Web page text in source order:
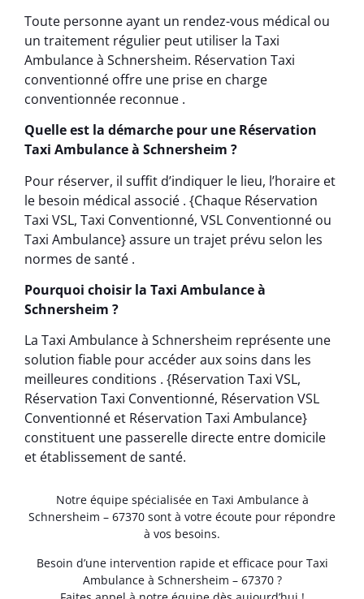
Toute personne ayant un rendez-vous médical ou
un traitement régulier peut utiliser la Taxi
Ambulance à Schnersheim. Réservation Taxi
conventionné offre une prise en charge
conventionnée reconnue .
Quelle est la démarche pour une Réservation
Taxi Ambulance à Schnersheim ?
Pour réserver, il suffit d’indiquer le lieu, l’horaire et
le besoin médical associé . {Chaque Réservation
Taxi VSL, Taxi Conventionné, VSL Conventionné ou
Taxi Ambulance} assure un trajet prévu selon les
normes de santé .
Pourquoi choisir la Taxi Ambulance à
Schnersheim ?
La Taxi Ambulance à Schnersheim représente une
solution fiable pour accéder aux soins dans les
meilleures conditions . {Réservation Taxi VSL,
Réservation Taxi Conventionné, Réservation VSL
Conventionné et Réservation Taxi Ambulance}
constituent une passerelle directe entre domicile
et établissement de santé.
Notre équipe spécialisée en Taxi Ambulance à
Schnersheim – 67370 sont à votre écoute pour répondre
à vos besoins.
Besoin d’une intervention rapide et efficace pour Taxi
Ambulance à Schnersheim – 67370 ?